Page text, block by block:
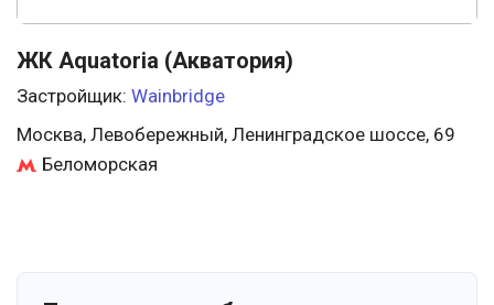
ЖК Aquatoria (Акватория)
Застройщик: Wainbridge
Москва, Левобережный, Ленинградское шоссе, 69
Беломорская